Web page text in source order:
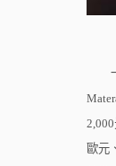
ㄧ
2,000
歐元